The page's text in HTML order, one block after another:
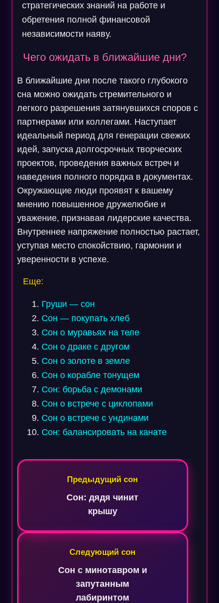
стратегических знаний на работе и
обретения полной финансовой
независимости наяву.
Чего ожидать в ближайшие дни?
В ближайшие дни после такого глубокого
сна можно ожидать стремительного и
легкого разрешения затянувшихся споров с
партнерами или коллегами. Наступает
идеальный период для генерации свежих
идей, запуска долгосрочных творческих
проектов, проведения важных встреч и
наведения полного порядка в документах.
Окружающие люди проявят к вашему
мнению повышенное дружелюбие и
уважение, признавая лидерские качества.
Внутреннее напряжение полностью растает,
уступая место спокойствию, гармонии и
уверенности в успехе.
Еще:
Груши — сон
Сон — покупать хлеб
Сон о муравьях на теле
Сон о драке с другом
Сон о золоте в земле
Сон о корабле тонущем
Сон: борьба с демонами
Сон о встрече с циклопами
Сон о встрече с ундинами
Сон: балансировать на канате
Навигация
Предыдущий сон
Сон: дядя чинит
крышу
Следующий сон
Сон с минотавром и
запутанным
лабиринтом